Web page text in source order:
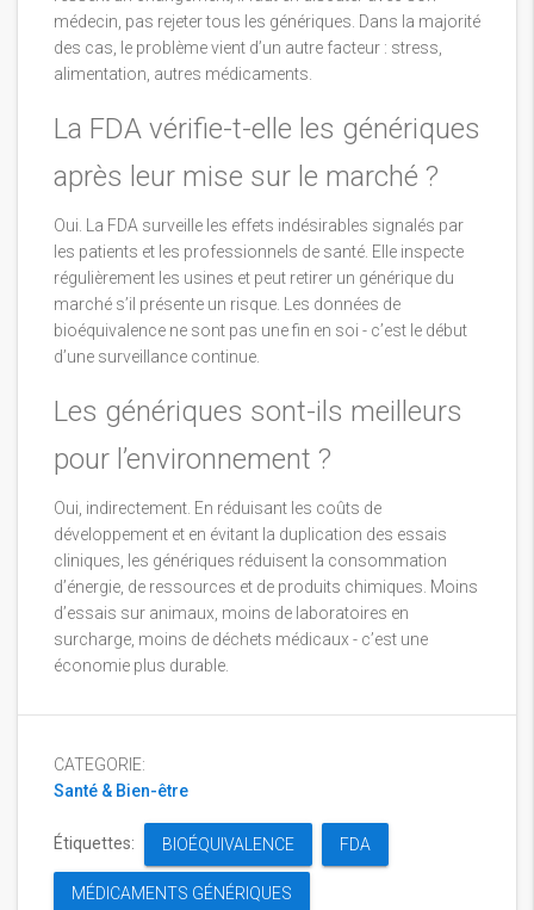
médecin, pas rejeter tous les génériques. Dans la majorité
des cas, le problème vient d’un autre facteur : stress,
alimentation, autres médicaments.
La FDA vérifie-t-elle les génériques
après leur mise sur le marché ?
Oui. La FDA surveille les effets indésirables signalés par
les patients et les professionnels de santé. Elle inspecte
régulièrement les usines et peut retirer un générique du
marché s’il présente un risque. Les données de
bioéquivalence ne sont pas une fin en soi - c’est le début
d’une surveillance continue.
Les génériques sont-ils meilleurs
pour l’environnement ?
Oui, indirectement. En réduisant les coûts de
développement et en évitant la duplication des essais
cliniques, les génériques réduisent la consommation
d’énergie, de ressources et de produits chimiques. Moins
d’essais sur animaux, moins de laboratoires en
surcharge, moins de déchets médicaux - c’est une
économie plus durable.
CATEGORIE:
Santé & Bien-être
Étiquettes: BIOÉQUIVALENCE FDA
MÉDICAMENTS GÉNÉRIQUES